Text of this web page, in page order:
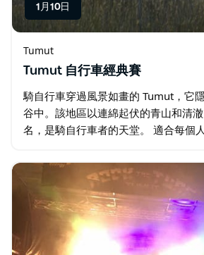
1月10日
Tumut
Tumut 自行車經典賽
騎自行車穿過風景如畫的 Tumut，它
谷中。該地區以連綿起伏的青山和清
名，是騎自行車者的天堂。 適合每個
里的冒險探索者和 100…